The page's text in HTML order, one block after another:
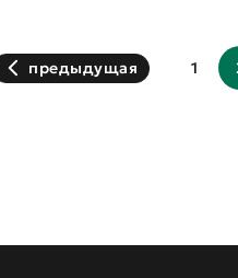
предыдущая 1